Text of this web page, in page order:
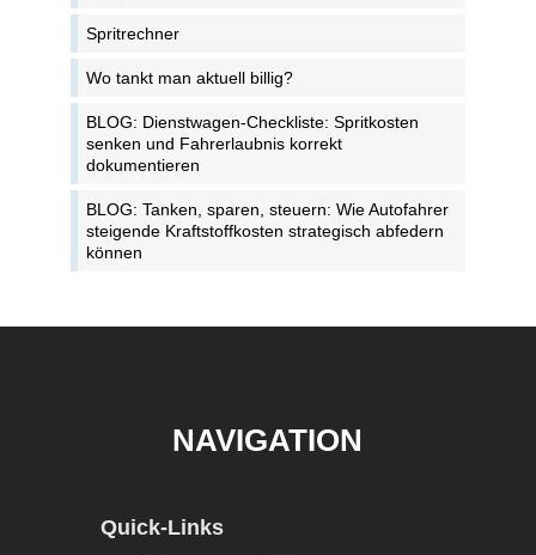
Spritrechner
Wo tankt man aktuell billig?
BLOG: Dienstwagen-Checkliste: Spritkosten
senken und Fahrerlaubnis korrekt
dokumentieren
BLOG: Tanken, sparen, steuern: Wie Autofahrer
steigende Kraftstoffkosten strategisch abfedern
können
NAVIGATION
Quick-Links